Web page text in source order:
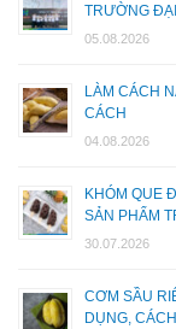
TRƯỜNG
05.08.2026
LÀM CÁCH
CÁCH
04.08.2026
KHÓM QUE
SẢN PHẨM
30.07.2026
CƠM SẦU
DỤNG,